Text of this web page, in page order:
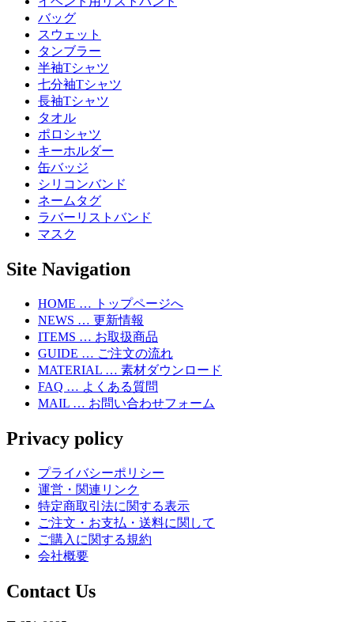
バッグ
スウェット
タンブラー
半袖Tシャツ
七分袖Tシャツ
長袖Tシャツ
タオル
ポロシャツ
キーホルダー
缶バッジ
シリコンバンド
ネームタグ
ラバーリストバンド
マスク
Site Navigation
HOME … トップページへ
NEWS … 更新情報
ITEMS … お取扱商品
GUIDE … ご注文の流れ
MATERIAL … 素材ダウンロード
FAQ … よくある質問
MAIL … お問い合わせフォーム
Privacy policy
プライバシーポリシー
運営・関連リンク
特定商取引法に関する表示
ご注文・お支払・送料に関して
ご購入に関する規約
会社概要
Contact Us